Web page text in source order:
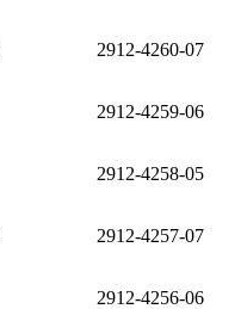
2912-4260-07
2912-4259-06
2912-4258-05
2912-4257-07
2912-4256-06